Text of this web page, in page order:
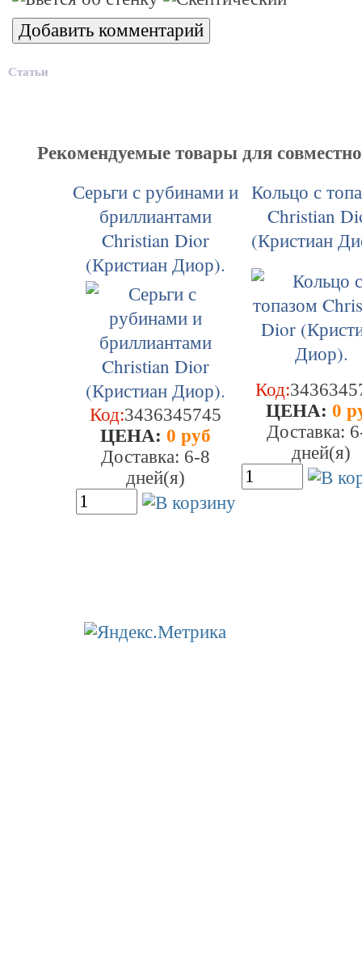
Статьи
Рекомендуемые товары для
Серьги с рубинами и
бриллиантами
Christian Dior
(Кристиан Диор).
Код:3436345745
ЦEHA: 0 руб
Доставка: 6-8
дней(я)
Кольцо с
Christian
(Кристиан
Код:
ЦEHA: 0
Доставка:
дней(я)